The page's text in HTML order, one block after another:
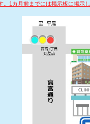
1カ月前までには掲示板に掲示